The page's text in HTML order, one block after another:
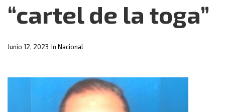
“cartel de la toga”
In Nacional
Junio 12, 2023